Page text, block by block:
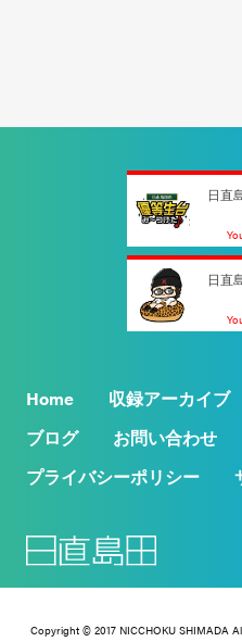
日直
日直
Home 収録アーカイブ
ブログ
お問い合わせ
プライバシーポリシー
Copyright © 2017 NICCHOKU SHIMADA